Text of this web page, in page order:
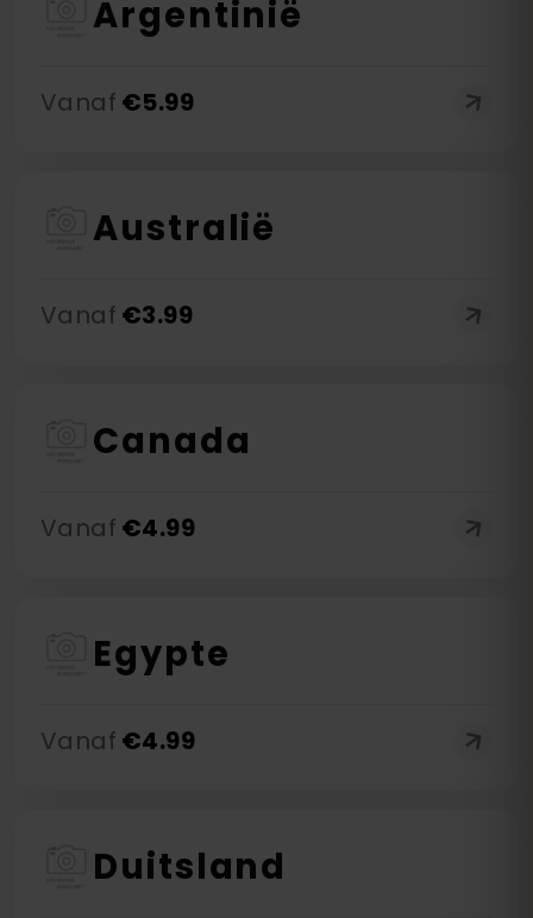
Argentinië
Vanaf €5.99
Australië
Vanaf €3.99
Canada
Vanaf €4.99
Egypte
Vanaf €4.99
Duitsland